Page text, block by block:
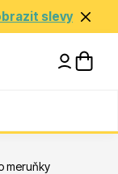
slevy
meruňky